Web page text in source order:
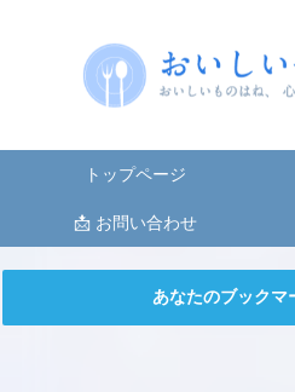
トップページ
📩 お問い合わせ
あなたのブックマ